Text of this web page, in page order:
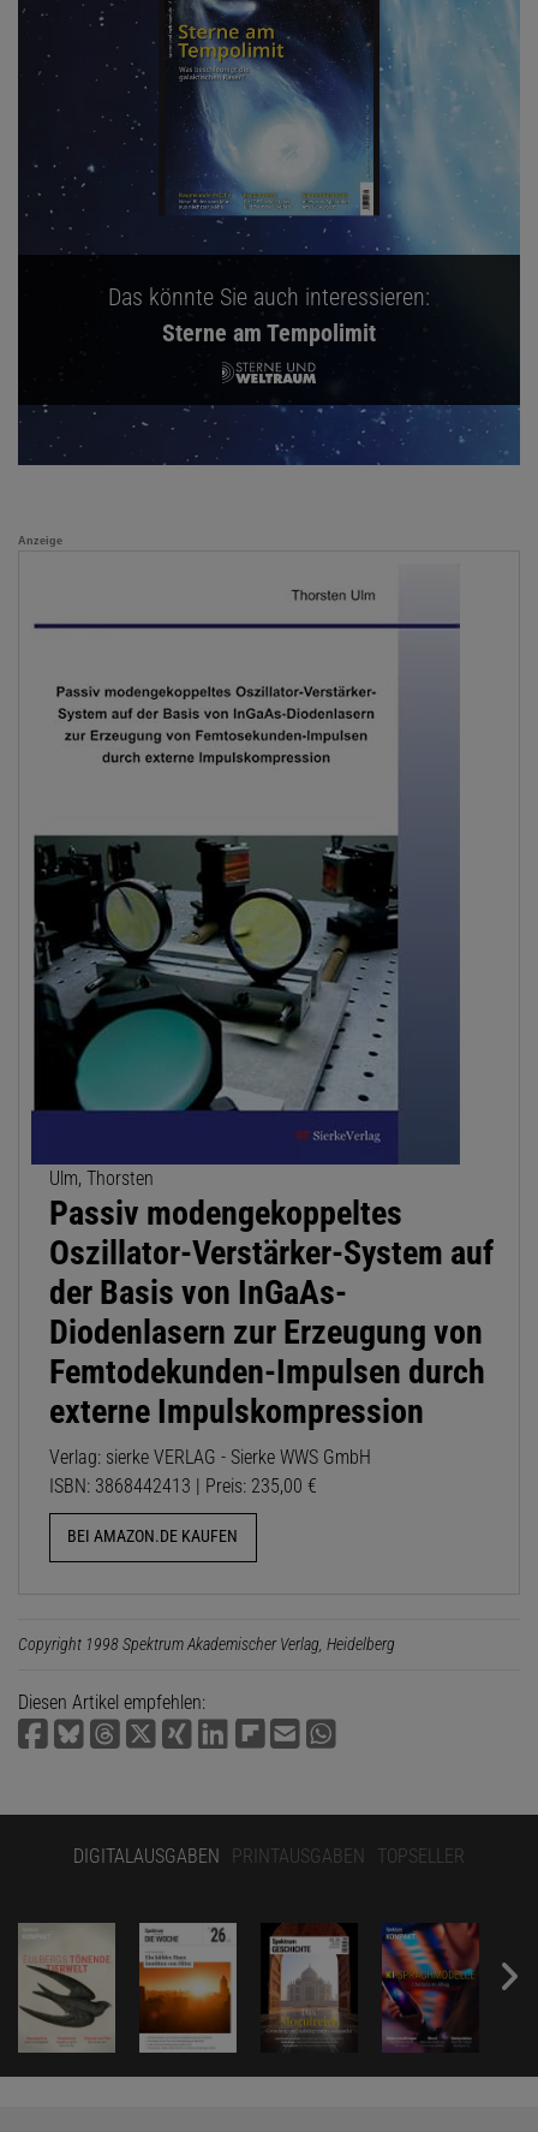
Das könnte Sie auch interessieren:
Sterne am Tempolimit
Anzeige
Ulm, Thorsten
Passiv modengekoppeltes
Oszillator-Verstärker-System auf
der Basis von InGaAs-
Diodenlasern zur Erzeugung von
Femtodekunden-Impulsen durch
externe Impulskompression
Verlag: sierke VERLAG - Sierke WWS GmbH
ISBN: 3868442413 | Preis: 235,00 €
BEI AMAZON.DE KAUFEN
Copyright 1998 Spektrum Akademischer Verlag, Heidelberg
Diesen Artikel empfehlen:
DIGITALAUSGABEN PRINTAUSGABEN TOPSELLER